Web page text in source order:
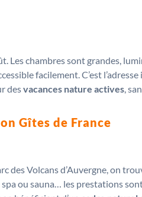
Les chambres sont grandes,
facilement. C’est
desvacances nature actives,
Gîtes de France
des Volcans d’Auvergne, on
ou sauna… les prestations